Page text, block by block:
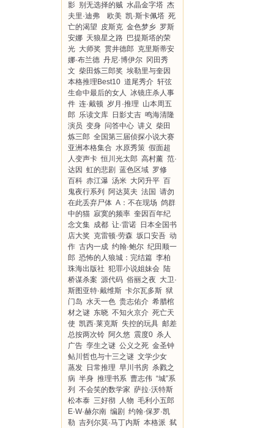
影 别无选择的贼 水晶金字塔 杰
夫里·迪弗 欧美 凯·斯卡佩塔 死
亡的渴望 皮斯克 金色梦乡 罗斯
安娜 天狼星之路 巴提斯塔的荣
光 大师奖 贯井德郎 克里斯蒂安
娜·布兰德 丹尼·博伊尔 冈田秀
文 柴田炼三郎奖 埃勒里与奎因
本格推理Best10 道尾秀介 轩弦
生命中最后的女人 冰镜庄杀人事
件 连·戴顿 岁月·推理 山本周五
郎 乐读文库 日影丈吉 鸣海清隆
演员 变身 问答中心 讲义 柴田
炼三郎 全国第三届侦探小说大赛
亚洲本格集合 水原秀策 假面超
人变声卡 恒川光太郎 高村薰 范·
达因 虹的悲剧 蓝色区域 罗修
百科 赤江瀑 汤米 大冈升平 百
鬼夜行系列
阿达莫夫 法国 请勿
在此丢弃尸体 A：不在现场 鸽群
中的猫 寂寞的频率 奎因百年纪
念文集 成都 让·雷诺 日本全国书
店大奖 克雷顿·劳森 坂口安吾 动
作 古内一成 约翰·鲍尔 纪田顺一
郎 恐怖的人狼城：完结篇 李柏
珠海出版社 犯罪小说姐妹会 陆
桥谋杀案 源代码 俗丽之夜 大卫·
斯图亚特·戴维斯 卡尔瓦多斯 狱
门岛 水天一色 贵志佑介 希腊棺
材之谜 东晓 不知火京介 死亡天
使 凯西·莱克斯 失控的玩具 邮差
总按两次铃 阿久悠 震度0 杀人
广告 孪生之谜 公义之死 金圣钟
鲇川哲也与十三之谜 文学少女
蒸发 日常推理 早川书房 杀戮之
病 半身 推理书系 曹志伟 “城”系
列
不会笑的数学家 萨拉·沃特斯
松本泰 三好彻 人物 毛利小五郎
E·W·赫尔南 编剧 约翰·保罗·凯
勒 吉列尔莫·马丁内斯 本格派 弑